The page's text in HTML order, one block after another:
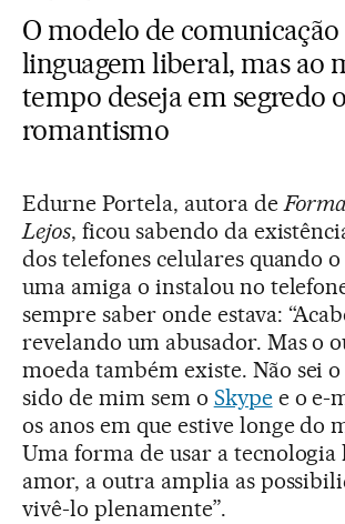
O modelo de comunicação
linguagem liberal, mas ao
tempo deseja em segredo o
romantismo
Edurne Portela, autora de
Lejos, ficou sabendo da
dos telefones celulares quando
uma amiga o instalou no
sempre saber onde estava:
revelando um abusador. Mas o
moeda também existe. Não sei
sido de mim sem o Skypee o e-
os anos em que estive longe do
Uma forma de usar a
amor, a outra amplia as
vivê-lo plenamente”.